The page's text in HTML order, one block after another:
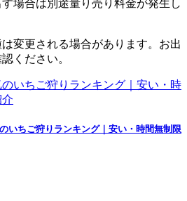
場合は別途量り売り料金が発生し
変更される場合があります。お出
ください。
いちご狩りランキング｜安い・時間無制限